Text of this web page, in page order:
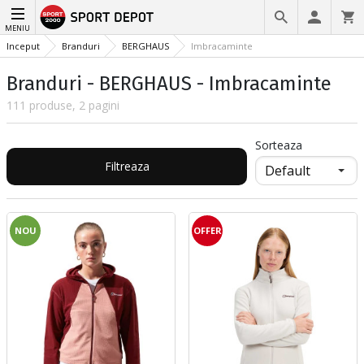
MENIU
Inceput Branduri BERGHAUS Imbracaminte
Branduri - BERGHAUS - Imbracaminte
111 produse, 2 pagini
Filtreaza
Sorteaza
NOU OFFER